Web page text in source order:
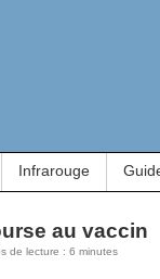
Infrarouge
au vaccin
de lecture : 6 minutes